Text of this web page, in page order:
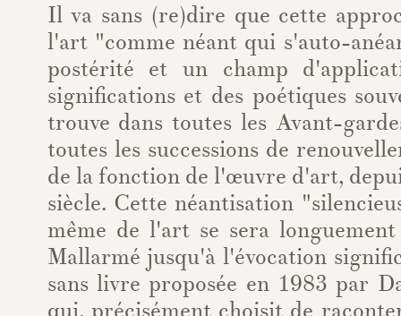
Il va sans (re)dire que cette
l'art "comme néant qui s'auto-
postérité et un champ
significations et des poétiques
trouve dans toutes les Avant-
toutes les successions de
de la fonction de l'œuvre d'art,
siècle. Cette néantisation
même de l'art se sera
Mallarmé jusqu'à l'évocation
sans livre proposée en 1983 par